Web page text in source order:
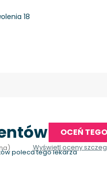
18
OCEŃ
poleca tego lekarza
Wyświetl oceny